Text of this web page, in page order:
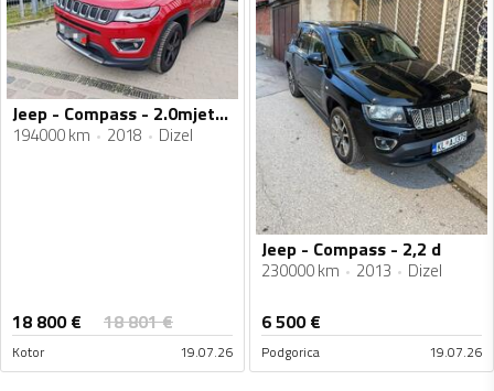
Jeep - Compass - 2.0mjet2 4x4 automatik 125kw
194000 km 2018 Dizel
18 800€ 18 801€
Kotor 19.07.26
Jeep - Compass - 2,2 d
230000 km 2013 Dizel
6 500€
Podgorica 19.07.26